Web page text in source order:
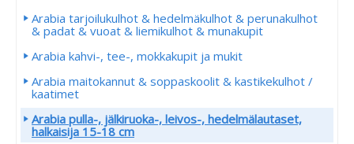
Arabia tarjoilukulhot & hedelmäkulhot & perunakulhot
& padat & vuoat & liemikulhot & munakupit
Arabia kahvi-, tee-, mokkakupit ja mukit
Arabia maitokannut & soppaskoolit & kastikekulhot /
kaatimet
Arabia pulla-, jälkiruoka-, leivos-, hedelmälautaset,
halkaisija 15-18 cm